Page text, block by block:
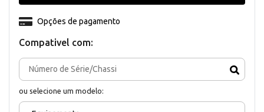
Compativel com:
ou selecione um modelo:
Opções de pagamento